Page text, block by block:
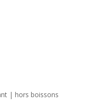
| hors boissons